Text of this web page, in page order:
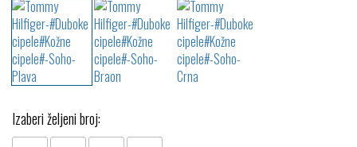
Izaberi željeni broj: